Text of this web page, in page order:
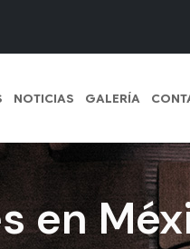
NOTICIAS GALERÍA
en